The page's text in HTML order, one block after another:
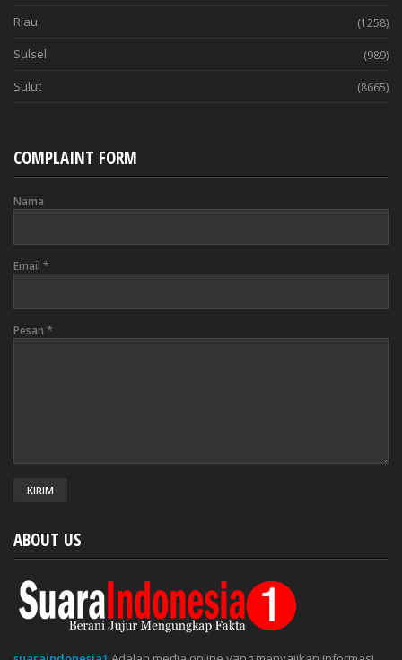
Riau (1258)
Sulsel (989)
Sulut (8665)
COMPLAINT FORM
Nama
Email *
Pesan *
ABOUT US